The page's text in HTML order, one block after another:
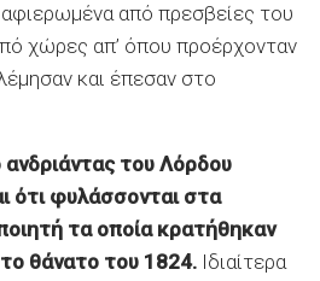
από πρεσβείες του
χώρες απ’ όπου προέρχονταν
και έπεσαν στο
ανδριάντας του Λόρδου
ότι φυλάσσονται στα
τα οποία κρατήθηκαν
θάνατο του 1824. Ιδιαίτερα